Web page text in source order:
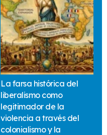
La farsa histórica del
liberalismo como
legitimador de la
violencia a través del
colonialismo y la